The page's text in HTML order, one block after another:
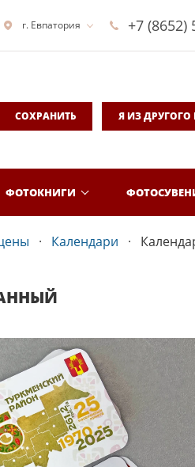
г. Евпатория +7 (8652)
СОХРАНИТЬ
Я ИЗ ДРУГОГО
ФОТОКНИГИ
Календари